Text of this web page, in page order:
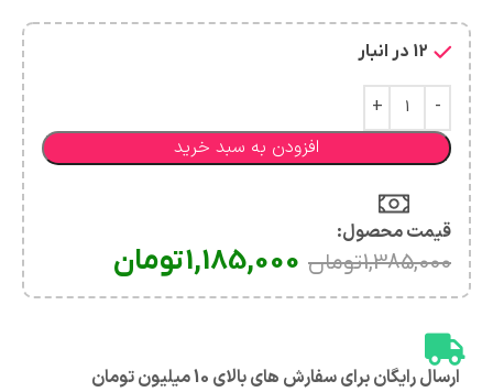
12 در انبار
افزودن به سبد خرید
قیمت محصول:​
1,385,000تومان 1,185,000تومان
ارسال رایگان برای سفارش های بالای 10 میلیون تومان